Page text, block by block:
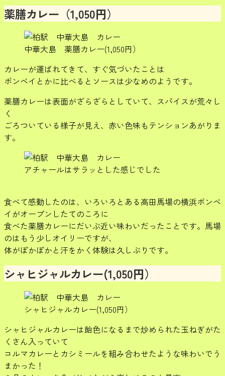
薬膳カレー（1,050円）
中華大島 薬膳カレー(1,050円）
カレーが運ばれてきて、すぐ気づいたことは
ボンベイとかに比べるとソースは少なめのようです。
薬膳カレーは表面がざらざらとしていて、スパイスが荒々し
く
ごろついている様子が見え、赤い色味もテンションあがりま
す。
アチャールはサラッとした感じでした
食べて感動したのは、いろいろとある高田馬場の横浜ボンベ
イがオープンしたてのころに
食べた薬膳カレーにだいぶ近い味わいだったことです。馬場
のはもう少しオイリーですが、
体がぽかぽかと汗をかく体験は久しぶりです。
シャヒジャルカレー(1,050円）
シャヒジャルカレー(1,050円）
シャヒジャルカレーは飴色になるまで炒められた玉ねぎがた
くさん入っていて
コルマカレーとカシミールを組み合わせたような味わいでう
まかった！